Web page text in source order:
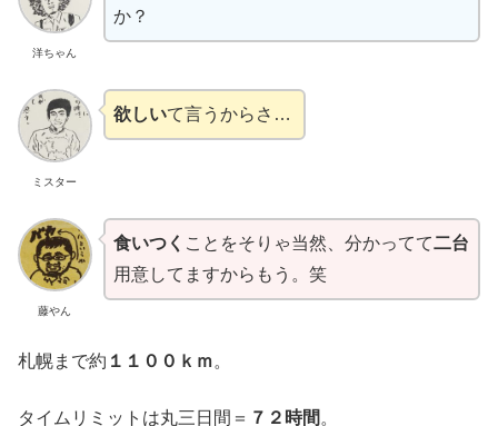
洋ちゃん
か？
ミスター
欲しいて言うからさ…
藤やん
食いつく ことをそりゃ当然、分かってて二台
用意してますからもう。笑
札幌まで約 １１００ｋｍ。
タイムリミットは丸三日間＝ ７２時間 。